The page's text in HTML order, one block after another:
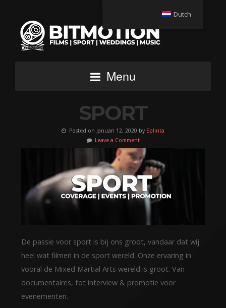
Menu
SPORT
Posted on januari 12, 2020 by Splinta
Leave a Comment
De passie voor sport is bij ons groot, vandaar dat wij
heel wat filmen in de sport wereld. Onze ervaring in
vooral de Mixed Martial Arts wereld is groot. Van
documentaires, tot interview & promotie voor
evenementen.
Dutch